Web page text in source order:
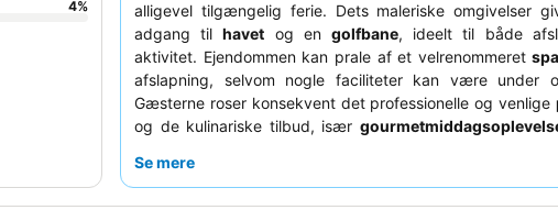
alligevel tilgængelig ferie. Dets maleriske omgivelser
adgang tilhavet og engolfbane, ideelt til både
aktivitet. Ejendommen kan prale af et velrenommeret
afslapning, selvom nogle faciliteter kan være under
Gæsterne roser konsekvent det professionelle og venlige
og de kulinariske tilbud, især
anmode om et værelse i hovedbygningen for at nyde
Se mere
4%